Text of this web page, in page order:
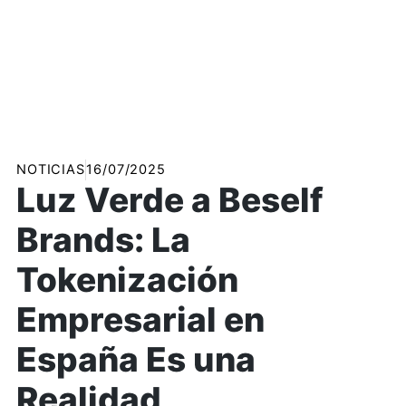
NOTICIAS16/07/2025
Luz Verde a Beself
Brands: La
Tokenización
Empresarial en
España Es una